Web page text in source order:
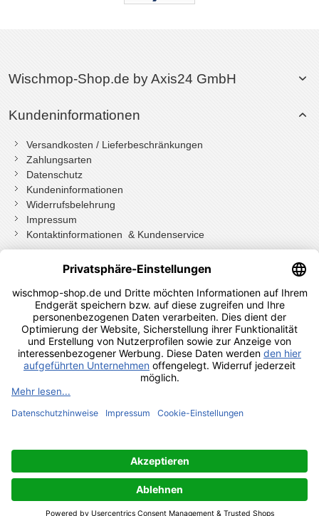
Wischmop-Shop.de by Axis24 GmbH
Kundeninformationen
Versandkosten / Lieferbeschränkungen
Zahlungsarten
Datenschutz
Kundeninformationen
Widerrufsbelehrung
Impressum
Kontaktinformationen & Kundenservice
Wenn Sie mit Kundenkonto bestellt haben, können Sie sich
einloggen
und bei der Bestellung in Ihrem Konto den Widerrufen Button
drücken.
Wenn Sie als Gast bestellt haben klicken Sie auf diesen Button.
Shopauskunft Kundenbewertungen